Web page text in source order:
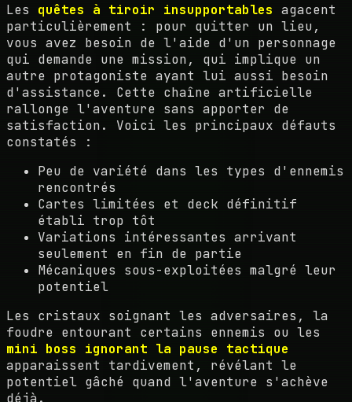
Les quêtes à tiroir insupportables agacent
particulièrement : pour quitter un lieu,
vous avez besoin de l'aide d'un personnage
qui demande une mission, qui implique un
autre protagoniste ayant lui aussi besoin
d'assistance. Cette chaîne artificielle
rallonge l'aventure sans apporter de
satisfaction. Voici les principaux défauts
constatés :
Peu de variété dans les types d'ennemis
rencontrés
Cartes limitées et deck définitif
établi trop tôt
Variations intéressantes arrivant
seulement en fin de partie
Mécaniques sous-exploitées malgré leur
potentiel
Les cristaux soignant les adversaires, la
foudre entourant certains ennemis ou les
mini boss ignorant la pause tactique
apparaissent tardivement, révélant le
potentiel gâché quand l'aventure s'achève
déjà.